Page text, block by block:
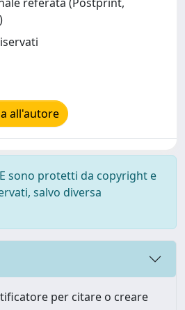
all'autore
sono protetti da copyright e
salvo diversa
per citare o creare